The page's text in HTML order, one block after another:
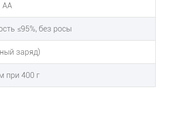
АА
≤95%, без росы
заряд)
при 400 г